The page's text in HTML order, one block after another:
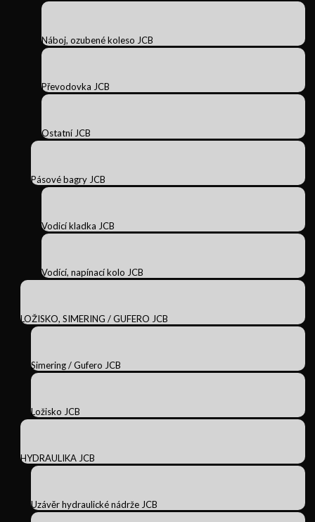
Náboj, ozubené koleso JCB
Převodovka JCB
Ostatní JCB
Pásové bagry JCB
Vodicí kladka JCB
Vodící, napínací kolo JCB
LOŽISKO, SIMERING / GUFERO JCB
Simering / Gufero JCB
Ložisko JCB
HYDRAULIKA JCB
Uzávěr hydraulické nádrže JCB